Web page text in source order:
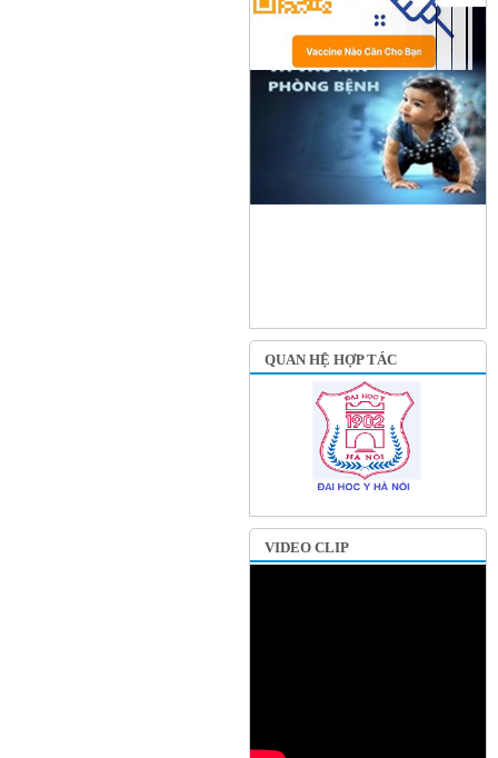
QUAN HỆ HỢP TÁC
VIDEO CLIP